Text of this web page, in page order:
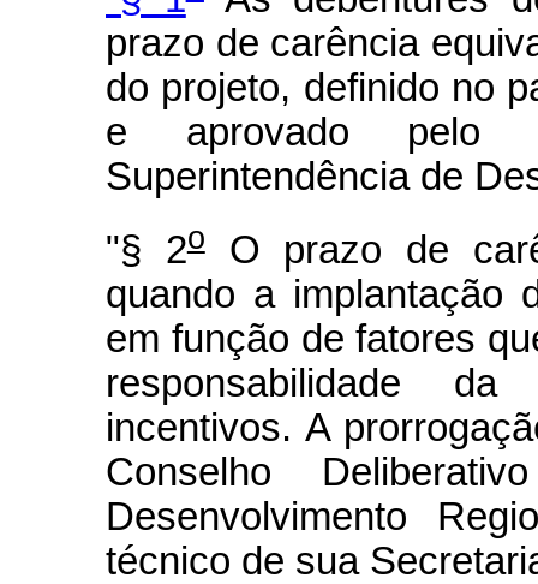
prazo de carência
do projeto, definido no
e aprovado pelo
Superintendência de
"§ 2oO prazo de
quando a implantação
em função de fatores
responsabilidade
incentivos. A
Conselho
Desenvolvimento
técnico de sua